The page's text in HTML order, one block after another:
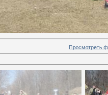
Просмотреть